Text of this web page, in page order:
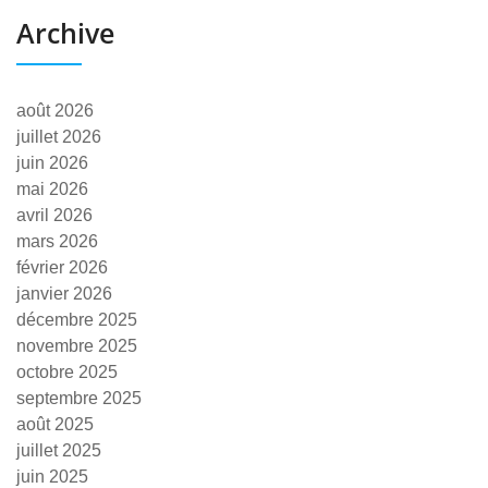
Archive
août 2026
juillet 2026
juin 2026
mai 2026
avril 2026
mars 2026
février 2026
janvier 2026
décembre 2025
novembre 2025
octobre 2025
septembre 2025
août 2025
juillet 2025
juin 2025